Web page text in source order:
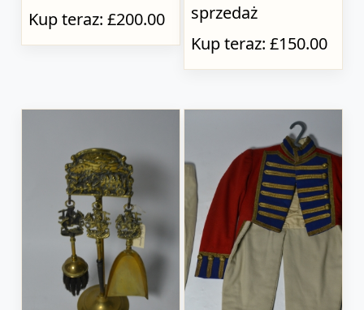
Kup teraz: £200.00
sprzedaż
Kup teraz: £150.00